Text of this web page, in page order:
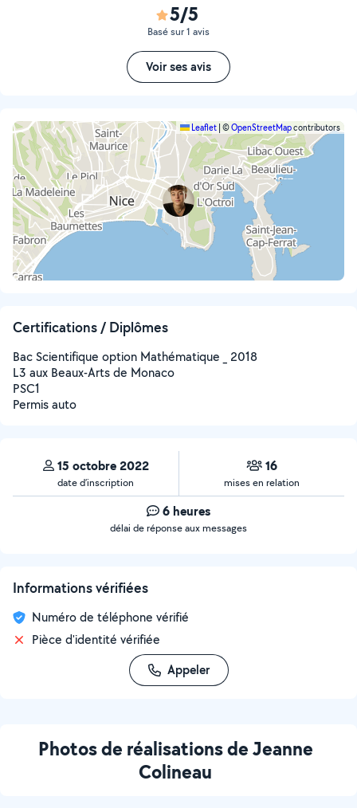
5/5
Basé sur 1 avis
Voir ses avis
Leaflet ©OpenStreetMapcontributors
Certifications / Diplômes
Bac Scientifique option Mathématique _ 2018
L3 aux Beaux-Arts de Monaco
PSC1
Permis auto
15 octobre 2022
date d’inscription
16
mises en relation
6 heures
délai de réponse aux messages
Informations vérifiées
Numéro de téléphone vérifié
Pièce d'identité vérifiée
Appeler
Photos de réalisations de Jeanne
Colineau